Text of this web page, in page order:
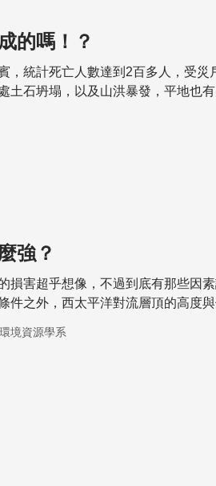
的嗎！？
，統計死亡人數達到2百多人，受災
土石坍塌，以及山洪暴發，平地也
上個禮拜我們知道了，其實颱風一年
強？
損害超乎想像，不過到底有那些因
件之外，西太平洋對流層頂的高度
境資源學系